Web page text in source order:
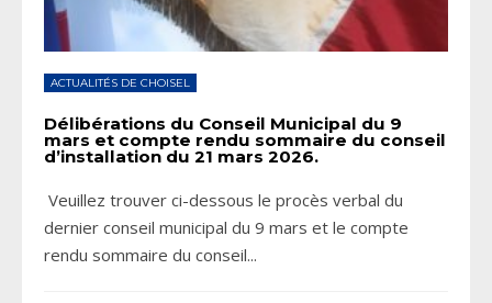
ACTUALITÉS DE CHOISEL
Délibérations du Conseil Municipal du 9
mars et compte rendu sommaire du conseil
d’installation du 21 mars 2026.
Veuillez trouver ci-dessous le procès verbal du
dernier conseil municipal du 9 mars et le compte
rendu sommaire du conseil...